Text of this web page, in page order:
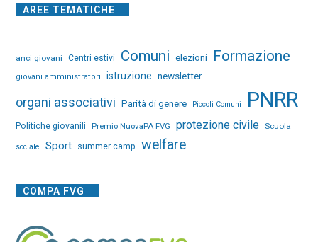
AREE TEMATICHE
anci giovani Centri estivi Comuni elezioni Formazione
giovani amministratori istruzione newsletter
organi associativi Parità di genere Piccoli Comuni PNRR
Politiche giovanili Premio NuovaPA FVG protezione civile Scuola
sociale Sport summer camp welfare
COMPA FVG